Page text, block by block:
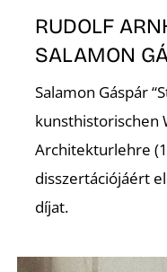
RUDOLF
SALAMON
Salamon Gáspár
kunsthistorischen
Architekturlehre
disszertációjáért
díjat.